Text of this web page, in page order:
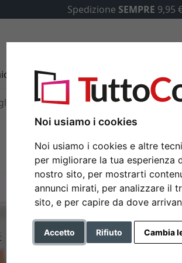
Noi usiamo i cookies
Noi usiamo i cookies e altre
per migliorare la tua esperienza
nostro sito, per mostrarti
annunci mirati, per analizzare il
sito, e per capire da dove
Accetto Rifiuto Cambia
Spedizione SEMPRE 9,95
su misura Passepartout Accessori
con appoggio, formato orizzontale